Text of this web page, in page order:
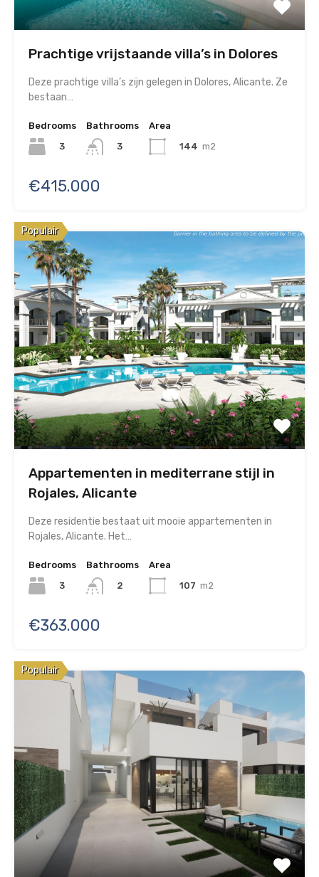
Prachtige vrijstaande villa’s in Dolores
Deze prachtige villa’s zijn gelegen in Dolores, Alicante. Ze
bestaan…
Bedrooms
3
Bathrooms
3
Area
144 m2
€415.000
Populair
Appartementen in mediterrane stijl in
Rojales, Alicante
Deze residentie bestaat uit mooie appartementen in
Rojales, Alicante. Het…
Bedrooms
3
Bathrooms
2
Area
107 m2
€363.000
Populair